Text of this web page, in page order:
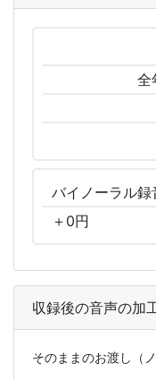
全
バイノーラル録
＋ 0円
収録後の音声の加
そのままのお渡し（